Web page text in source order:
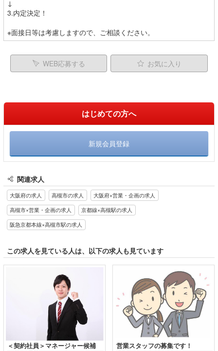
↓
3.内定決定！
※面接日等は考慮しますので、ご相談ください。
WEB応募する お気に入り
はじめての方へ
新規会員登録
関連求人
大阪府の求人 高槻市の求人 大阪府×営業・企画の求人
高槻市×営業・企画の求人 京都線×高槻駅の求人
阪急京都本線×高槻市駅の求人
この求人を見ている人は、以下の求人も見ています
＜契約社員＞マネージャー候補 営業スタッフの募集です！